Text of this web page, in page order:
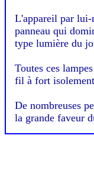
L'appareil par lui-
panneau qui
type lumière du
Toutes ces
fil à fort
De nombreuses
la grande faveur